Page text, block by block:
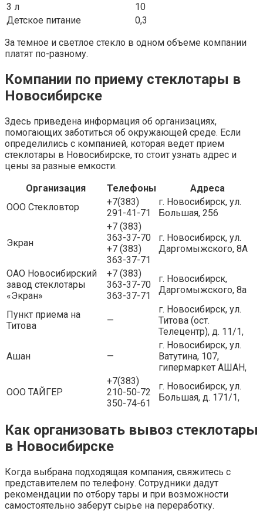
3 л
10
Детское питание
0,3
За темное и светлое стекло в одном объеме компании
платят по-разному.
Компании по приему стеклотары в
Новосибирске
Здесь приведена информация об организациях,
помогающих заботиться об окружающей среде. Если
определились с компанией, которая ведет прием
стеклотары в Новосибирске, то стоит узнать адрес и
цены за разные емкости.
Организация
Телефоны
Адреса
ООО Стекловтор
+7(383)
291-41-71
г. Новосибирск, ул.
Большая, 256
Экран
+7 (383)
363-37-70
+7 (383)
363-37-71
г. Новосибирск, ул.
Даргомыжского, 8А
ОАО Новосибирский
завод стеклотары
«Экран»
+7 (383)
363-37-70
363-37-71
г. Новосибирск,
Даргомыжского, 8а
Пункт приема на
Титова
—
г. Новосибирск, ул.
Титова (ост.
Телецентр), д. 11/1,
Ашан —
г. Новосибирск, ул.
Ватутина, 107,
гипермаркет АШАН,
ООО ТАЙГЕР
+7(383)
210-50-72
350-74-61
г. Новосибирск, ул.
Большая, д. 171/1,
Как организовать вывоз стеклотары
в Новосибирске
Когда выбрана подходящая компания, свяжитесь с
представителем по телефону. Сотрудники дадут
рекомендации по отбору тары и при возможности
самостоятельно заберут сырье на переработку.